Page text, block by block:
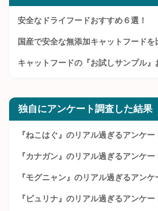
安全なドライフードおすすめ６選！
国産で安全な無添加キャットフードを
キャットフードの『お試しサンプル』
独自にアンケート調査した結果
『ねこはぐ』のリアル過ぎるアンケー
『カナガン』のリアル過ぎるアンケー
『モグニャン』のリアル過ぎるアンケ
『ピュリナ』のリアル過ぎるアンケー